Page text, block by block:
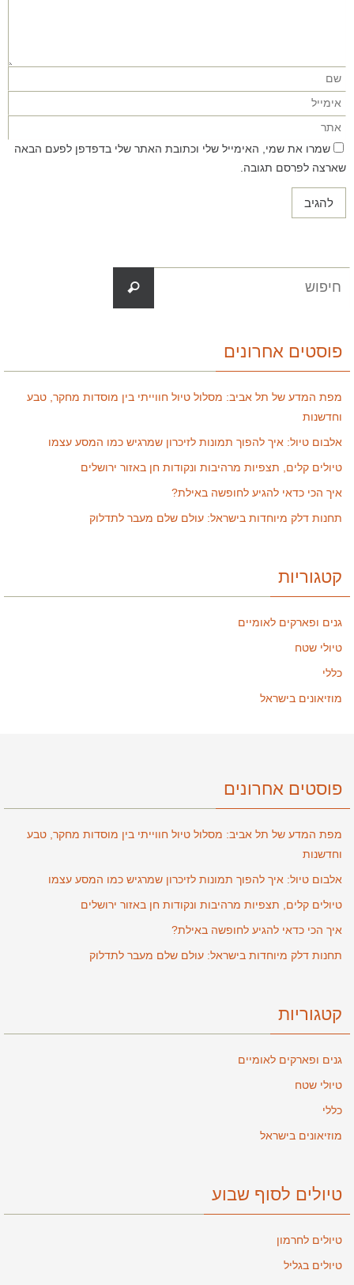
שמרו את שמי, האימייל שלי וכתובת האתר שלי בדפדפן לפעם הבאה
שארצה לפרסם תגובה.
פוסטים אחרונים
מפת המדע של תל אביב: מסלול טיול חווייתי בין מוסדות מחקר, טבע
וחדשנות
אלבום טיול: איך להפוך תמונות לזיכרון שמרגיש כמו המסע עצמו
טיולים קלים, תצפיות מרהיבות ונקודות חן באזור ירושלים
איך הכי כדאי להגיע לחופשה באילת?
תחנות דלק מיוחדות בישראל: עולם שלם מעבר לתדלוק
קטגוריות
גנים ופארקים לאומיים
טיולי שטח
כללי
מוזיאונים בישראל
פוסטים אחרונים
מפת המדע של תל אביב: מסלול טיול חווייתי בין מוסדות מחקר, טבע
וחדשנות
אלבום טיול: איך להפוך תמונות לזיכרון שמרגיש כמו המסע עצמו
טיולים קלים, תצפיות מרהיבות ונקודות חן באזור ירושלים
איך הכי כדאי להגיע לחופשה באילת?
תחנות דלק מיוחדות בישראל: עולם שלם מעבר לתדלוק
קטגוריות
גנים ופארקים לאומיים
טיולי שטח
כללי
מוזיאונים בישראל
טיולים לסוף שבוע
טיולים לחרמון
טיולים בגליל